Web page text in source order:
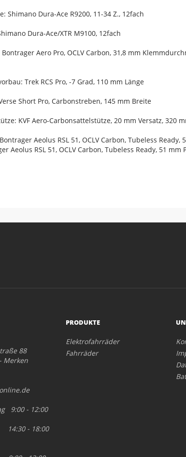
Shimano Dura-Ace R9200, 11-34 Z., 12fach
Dura-Ace/XTR M9100, 12fach
Bontrager Aero Pro, OCLV Carbon, 31,8 mm
Trek RCS Pro, -7 Grad, 110 mm Länge
Short Pro, Carbonstreben, 145 mm Breite
KVF Aero-Carbonsattelstütze, 20 mm Versatz, 320
Aeolus RSL 51, OCLV Carbon, Tubeless
Aeolus RSL 51, OCLV Carbon, Tubeless Ready, 51
88
Merken
9:00 - 12:00
18:00
PRODUKTE
Elektrofahrräder
Fahrräder